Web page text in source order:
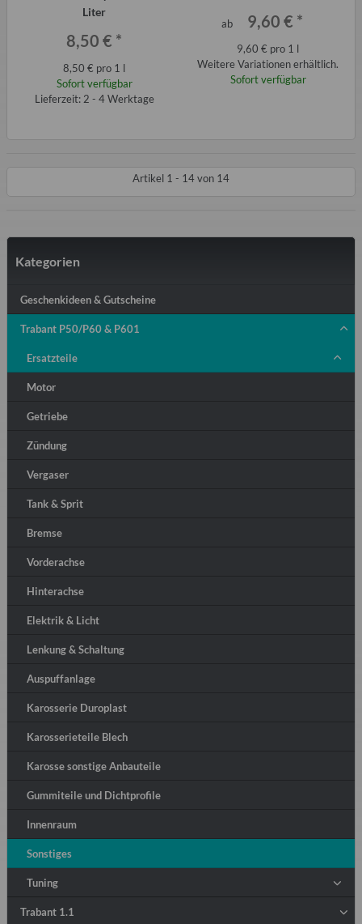
Liter
8,50 € *
8,50 € pro 1 l
Sofort verfügbar
Lieferzeit: 2 - 4 Werktage
ab 9,60 € *
9,60 € pro 1 l
Weitere Variationen erhältlich.
Sofort verfügbar
Artikel 1 - 14 von 14
Kategorien
Geschenkideen & Gutscheine
Trabant P50/P60 & P601
Ersatzteile
Motor
Getriebe
Zündung
Vergaser
Tank & Sprit
Bremse
Vorderachse
Hinterachse
Elektrik & Licht
Lenkung & Schaltung
Auspuffanlage
Karosserie Duroplast
Karosserieteile Blech
Karosse sonstige Anbauteile
Gummiteile und Dichtprofile
Innenraum
Sonstiges
Tuning
Trabant 1.1